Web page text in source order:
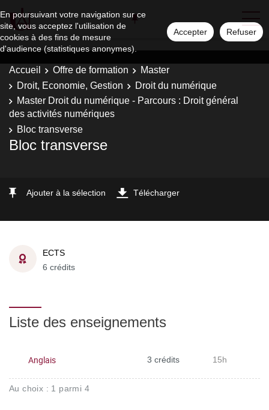
En poursuivant votre navigation sur ce
site, vous acceptez l'utilisation de
cookies à des fins de mesure
d'audience (statistiques anonymes).
Accepter Refuser
Accueil Offre de formation
Master
Droit, Economie, Gestion
Droit du numérique
Master Droit du numérique - Parcours : Droit général
des activités numériques
Bloc transverse
Bloc transverse
Ajouter à la sélection Télécharger
ECTS
6 crédits
Liste des enseignements
Anglais 3 crédits 15h
Au choix : 1 parmi 4